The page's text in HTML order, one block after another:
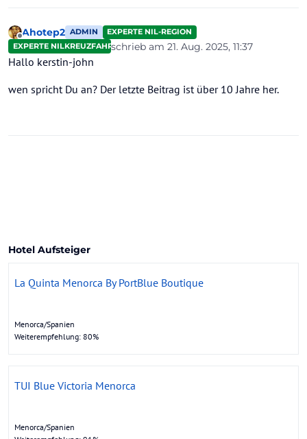
Offline
Ahotep2 ADMIN
EXPERTE NIL-REGION
EXPERTE NILKREUZFAHRTENschrieb am 21. Aug. 2025, 11:37
zuletzt editiert von
Hallo kerstin-john
wen spricht Du an? Der letzte Beitrag ist über 10 Jahre her.
Hotel Aufsteiger
La Quinta Menorca By PortBlue Boutique
Menorca/Spanien
Weiterempfehlung: 80%
TUI Blue Victoria Menorca
Menorca/Spanien